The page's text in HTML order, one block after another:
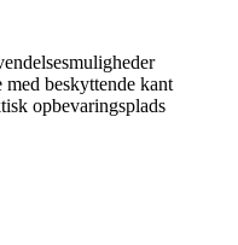
beskyttende kant
opbevaringsplads